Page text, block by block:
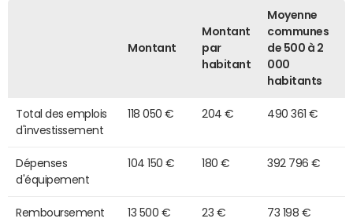
Montant
Montant
par
habitant
Moyenne
communes
de 500 à 2
000
habitants
Total des emplois
d'investissement
118 050 € 204 € 490 361 €
Dépenses
d'équipement
104 150 € 180 € 392 796 €
Remboursement
13 500 € 23 € 73 198 €